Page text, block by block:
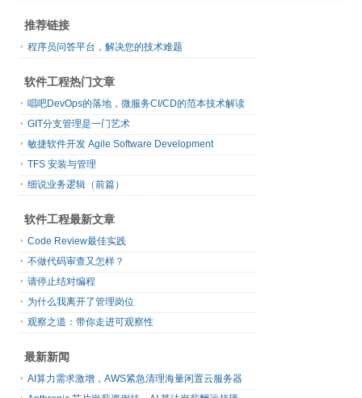
推荐链接
程序员问答平台，解决您的技术难题
软件工程热门文章
唱吧DevOps的落地，微服务CI/CD的范本技术解读
GIT分支管理是一门艺术
敏捷软件开发 Agile Software Development
TFS 安装与管理
细说业务逻辑（前篇）
软件工程最新文章
Code Review最佳实践
不做代码审查又怎样？
请停止结对编程
为什么我离开了管理岗位
观察之道：带你走进可观察性
最新新闻
AI算力需求激增，AWS紧急清理海量闲置云服务器